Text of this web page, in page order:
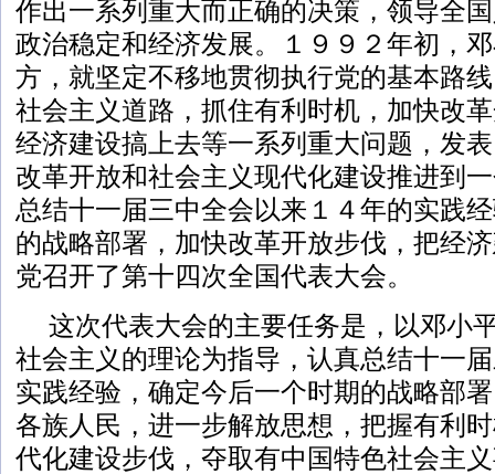
作出一系列重大而正确的决策，领导全
政治稳定和经济发展。１９９２年初，
方，就坚定不移地贯彻执行党的基本路
社会主义道路，抓住有利时机，加快改
经济建设搞上去等一系列重大问题，发
改革开放和社会主义现代化建设推进到
总结十一届三中全会以来１４年的实践
的战略部署，加快改革开放步伐，把经
党召开了第十四次全国代表大会。
这次代表大会的主要任务是，以邓小
社会主义的理论为指导，认真总结十一
实践经验，确定今后一个时期的战略部
各族人民，进一步解放思想，把握有利
代化建设步伐，夺取有中国特色社会主